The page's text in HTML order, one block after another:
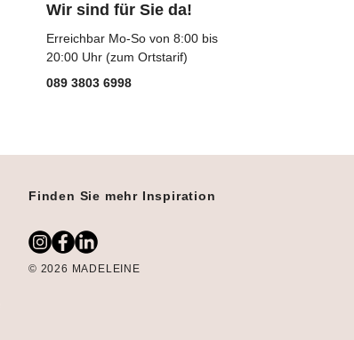
Wir sind für Sie da!
Erreichbar Mo-So von 8:00 bis
20:00 Uhr (zum Ortstarif)
089 3803 6998
Finden Sie mehr Inspiration
© 2026 MADELEINE